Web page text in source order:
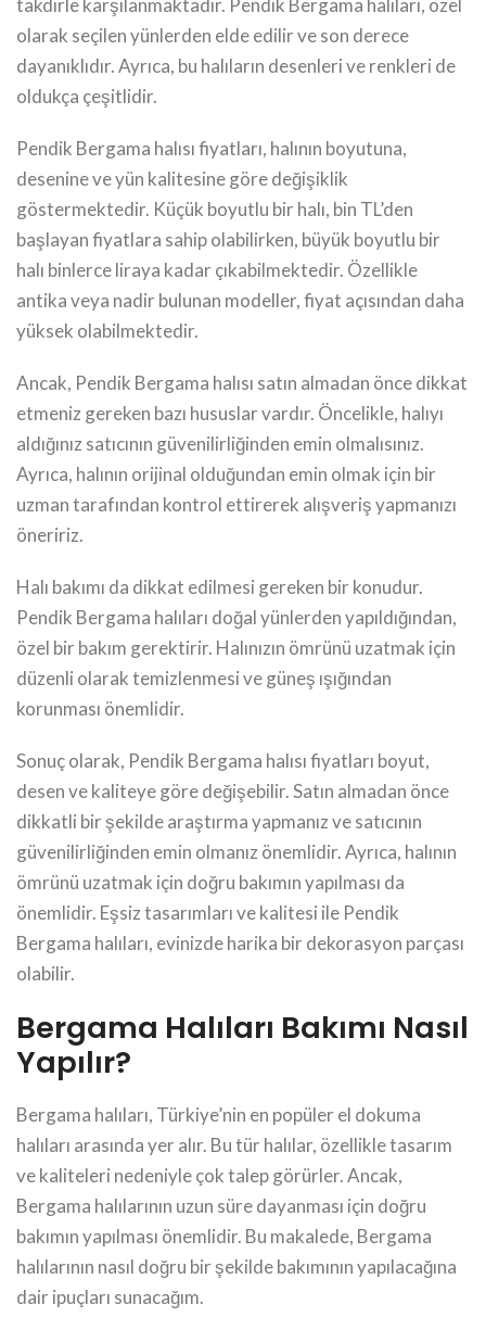
olarak seçilen yünlerden elde edilir ve son derece
dayanıklıdır. Ayrıca, bu halıların desenleri ve renkleri de
oldukça çeşitlidir.
Pendik Bergama halısı fiyatları, halının boyutuna,
desenine ve yün kalitesine göre değişiklik
göstermektedir. Küçük boyutlu bir halı, bin TL’den
başlayan fiyatlara sahip olabilirken, büyük boyutlu bir
halı binlerce liraya kadar çıkabilmektedir. Özellikle
antika veya nadir bulunan modeller, fiyat açısından daha
yüksek olabilmektedir.
Ancak, Pendik Bergama halısı satın almadan önce dikkat
etmeniz gereken bazı hususlar vardır. Öncelikle, halıyı
aldığınız satıcının güvenilirliğinden emin olmalısınız.
Ayrıca, halının orijinal olduğundan emin olmak için bir
uzman tarafından kontrol ettirerek alışveriş yapmanızı
öneririz.
Halı bakımı da dikkat edilmesi gereken bir konudur.
Pendik Bergama halıları doğal yünlerden yapıldığından,
özel bir bakım gerektirir. Halınızın ömrünü uzatmak için
düzenli olarak temizlenmesi ve güneş ışığından
korunması önemlidir.
Sonuç olarak, Pendik Bergama halısı fiyatları boyut,
desen ve kaliteye göre değişebilir. Satın almadan önce
dikkatli bir şekilde araştırma yapmanız ve satıcının
güvenilirliğinden emin olmanız önemlidir. Ayrıca, halının
ömrünü uzatmak için doğru bakımın yapılması da
önemlidir. Eşsiz tasarımları ve kalitesi ile Pendik
Bergama halıları, evinizde harika bir dekorasyon parçası
olabilir.
Bergama Halıları Bakımı Nasıl
Yapılır?
Bergama halıları, Türkiye’nin en popüler el dokuma
halıları arasında yer alır. Bu tür halılar, özellikle tasarım
ve kaliteleri nedeniyle çok talep görürler. Ancak,
Bergama halılarının uzun süre dayanması için doğru
bakımın yapılması önemlidir. Bu makalede, Bergama
halılarının nasıl doğru bir şekilde bakımının yapılacağına
dair ipuçları sunacağım.